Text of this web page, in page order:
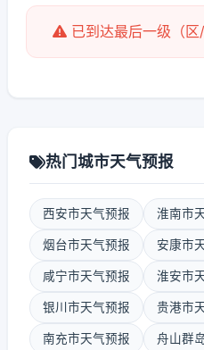
已到达最后一级（区/
热门城市天气预报
西安市天气预报 淮南市
烟台市天气预报 安康市
咸宁市天气预报 淮安市
银川市天气预报 贵港市
南充市天气预报 舟山群